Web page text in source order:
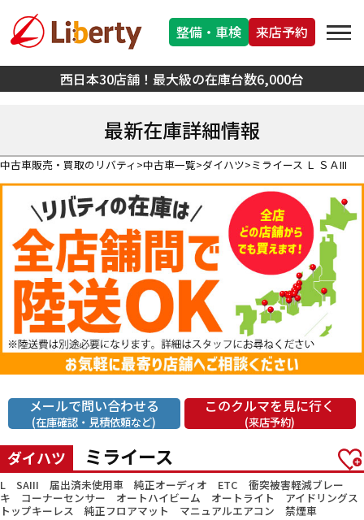
西日本30店舗！最大級の在庫台数6,000台
整備・車検 来店予約
最新在庫詳細情報
中古車販売・買取のリバティ 中古車一覧 ダイハツ ミライース Ｌ ＳＡIII
メールで問い合わせる
(在庫確認・見積依頼など)
このクルマを見に行く
(来店予約)
ダイハツ ミライース
L SAIII 届出済未使用車 純正オーディオ ETC 衝突被害軽減ブレー
キ コーナーセンサー オートハイビーム オートライト アイドリングス
トップキーレス 純正フロアマット マニュアルエアコン 禁煙車